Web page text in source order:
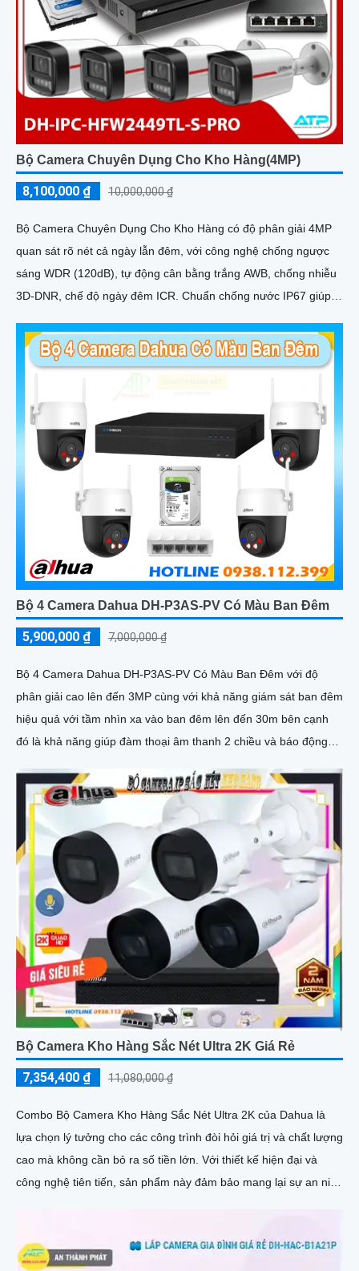
Bộ Camera Chuyên Dụng Cho Kho Hàng(4MP)
8,100,000 ₫ 10,000,000 ₫
Bộ Camera Chuyên Dụng Cho Kho Hàng có độ phân giải 4MP
quan sát rõ nét cả ngày lẫn đêm, với công nghệ chống ngược
sáng WDR (120dB), tự động cân bằng trắng AWB, chống nhiễu
3D-DNR, chế độ ngày đêm ICR. Chuẩn chống nước IP67 giúp
Bộ 4 Camera Dahua DH-P3AS-PV Có Màu Ban Đêm
5,900,000 ₫ 7,000,000 ₫
Bộ 4 Camera Dahua DH-P3AS-PV Có Màu Ban Đêm với độ
phân giải cao lên đến 3MP cùng với khả năng giám sát ban đêm
hiệu quả với tầm nhìn xa vào ban đêm lên đến 30m bên cạnh
đó là khả năng giúp đàm thoại âm thanh 2 chiều và báo động
Bộ Camera Kho Hàng Sắc Nét Ultra 2K Giá Rẻ
7,354,400 ₫ 11,080,000 ₫
Combo Bộ Camera Kho Hàng Sắc Nét Ultra 2K của Dahua là
lựa chọn lý tưởng cho các công trình đòi hỏi giá trị và chất lượng
cao mà không cần bỏ ra số tiền lớn. Với thiết kế hiện đại và
công nghệ tiên tiến, sản phẩm này đảm bảo mang lại sự an ninh